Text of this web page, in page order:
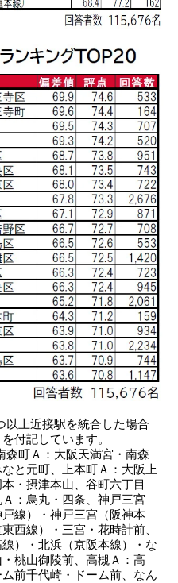
以上近接駅を統合した場合
付記しています。
森町Ａ：大阪天満宮・南森
と元町、上本町Ａ：大阪上
・摂津本山、谷町六丁目
：烏丸・四条、神戸三宮
線）・神戸三宮（阪神本
西線）・三宮・花時計前、
）・北浜（京阪本線）・な
桃山御陵前、高槻Ａ：高
前千代崎・ドーム前、なん